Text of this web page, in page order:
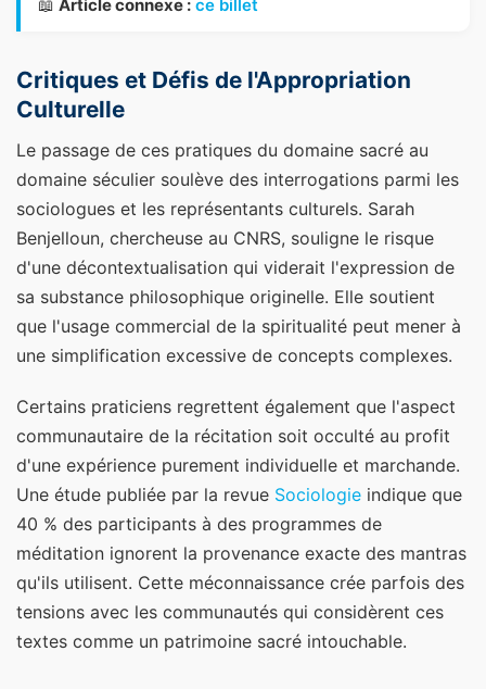
📖 Article connexe : ce billet
Critiques et Défis de l'Appropriation
Culturelle
Le passage de ces pratiques du domaine sacré au
domaine séculier soulève des interrogations parmi les
sociologues et les représentants culturels. Sarah
Benjelloun, chercheuse au CNRS, souligne le risque
d'une décontextualisation qui viderait l'expression de
sa substance philosophique originelle. Elle soutient
que l'usage commercial de la spiritualité peut mener à
une simplification excessive de concepts complexes.
Certains praticiens regrettent également que l'aspect
communautaire de la récitation soit occulté au profit
d'une expérience purement individuelle et marchande.
Une étude publiée par la revue Sociologie indique que
40 % des participants à des programmes de
méditation ignorent la provenance exacte des mantras
qu'ils utilisent. Cette méconnaissance crée parfois des
tensions avec les communautés qui considèrent ces
textes comme un patrimoine sacré intouchable.